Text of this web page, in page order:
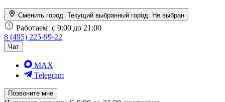
Сменить город. Текущий выбранный город: Не выбран
Работаем с 9:00 до 21:00
8 (495) 225-99-22
Чат
MAX
Telegram
Позвоните мне